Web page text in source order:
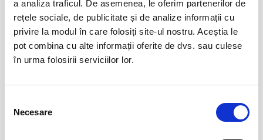
a analiza traficul. De asemenea, le oferim partenerilor de
rețele sociale, de publicitate și de analize informații cu
privire la modul în care folosiți site-ul nostru. Aceștia le
pot combina cu alte informații oferite de dvs. sau culese
în urma folosirii serviciilor lor.
consimțământului
Necesare
expirat